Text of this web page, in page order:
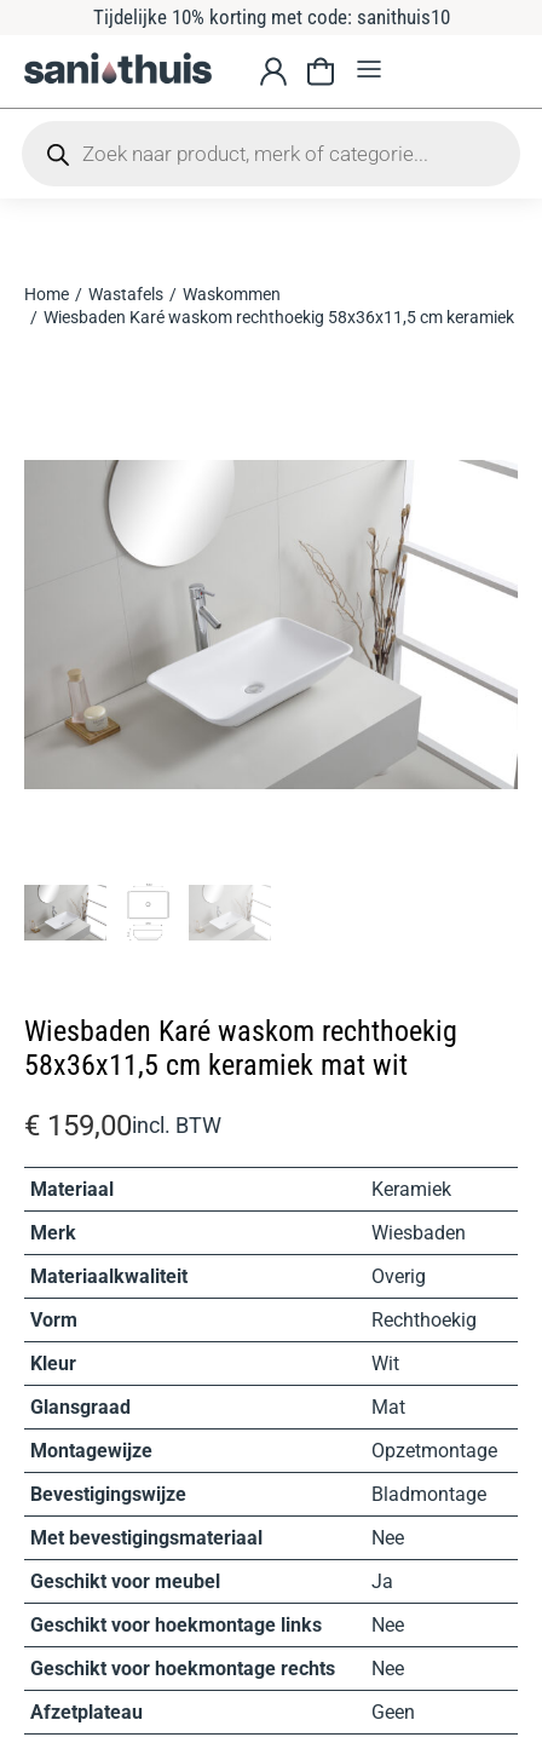
Tijdelijke 10% korting met code: sanithuis10
Je bent hier:
Home Wastafels
Waskommen
Wiesbaden Karé waskom rechthoekig 58x36x11,5 cm keramiek
Wiesbaden Karé waskom rechthoekig
58x36x11,5 cm keramiek mat wit
€ 159,00incl. BTW
Materiaal
Keramiek
Merk
Wiesbaden
Materiaalkwaliteit
Overig
Vorm
Rechthoekig
Kleur
Wit
Glansgraad
Mat
Montagewijze
Opzetmontage
Bevestigingswijze
Bladmontage
Met bevestigingsmateriaal
Nee
Geschikt voor meubel
Ja
Geschikt voor hoekmontage links
Nee
Geschikt voor hoekmontage rechts
Nee
Afzetplateau
Geen